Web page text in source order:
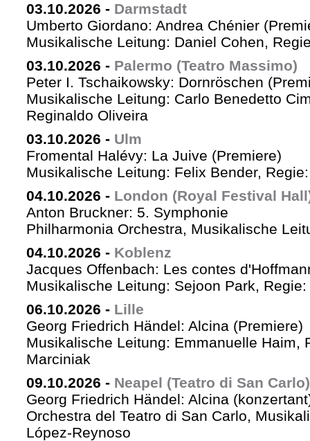
03.10.2026 - Darmstadt
Umberto Giordano: Andrea Chénier
Musikalische Leitung: Daniel Cohen,
03.10.2026 - Palermo (Teatro Massimo)
Peter I. Tschaikowsky: Dornröschen
Musikalische Leitung: Carlo Benedetto
Reginaldo Oliveira
03.10.2026 - Ulm
Fromental Halévy: La Juive (Premiere)
Musikalische Leitung: Felix Bender,
04.10.2026 - London (Royal Festival
Anton Bruckner: 5. Symphonie
Philharmonia Orchestra, Musikalische
04.10.2026 - Koblenz
Jacques Offenbach: Les contes
Musikalische Leitung: Sejoon Park,
06.10.2026 - Lille
Georg Friedrich Händel: Alcina (Premiere)
Musikalische Leitung: Emmanuelle Haim,
Marciniak
09.10.2026 - Neapel (Teatro di San Carlo)
Georg Friedrich Händel: Alcina
Orchestra del Teatro di San Carlo,
López-Reynoso